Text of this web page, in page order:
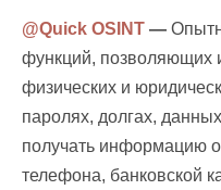
@Quick OSINT —
функций, позволяющих
физических и
паролях, долгах,
получать информацию
телефона, банковской